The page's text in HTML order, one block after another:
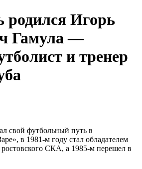
родился Игорь
Гамула —
и тренер
свой футбольный путь в
в 1981-м году стал обладателем
СКА, а 1985-м перешел в